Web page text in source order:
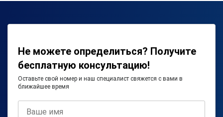
Не можете определиться? Получите
бесплатную консультацию!
Оставьте свой номер и наш специалист свяжется с вами в
ближайшее время